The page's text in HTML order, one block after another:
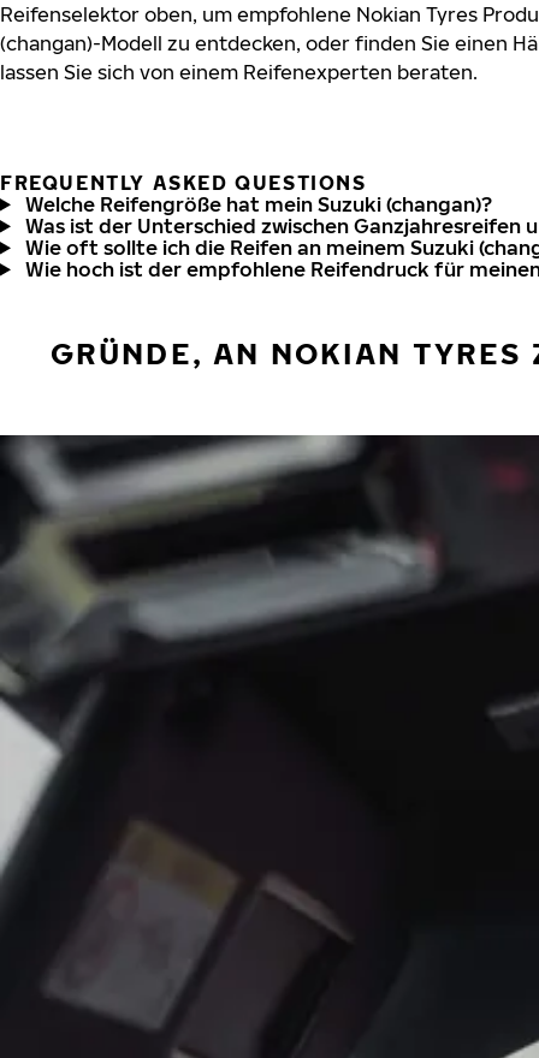
Reifenselektor oben, um empfohlene Nokian Tyres
(changan)-Modell zu entdecken, oder finden Sie einen
lassen Sie sich von einem Reifenexperten beraten.
FREQUENTLY ASKED QUESTIONS
Welche Reifengröße hat mein Suzuki (changan)?
Was ist der Unterschied zwischen Ganzjahresreifen
Wie oft sollte ich die Reifen an meinem Suzuki
Wie hoch ist der empfohlene Reifendruck für
GRÜNDE, AN NOKIAN TYRES